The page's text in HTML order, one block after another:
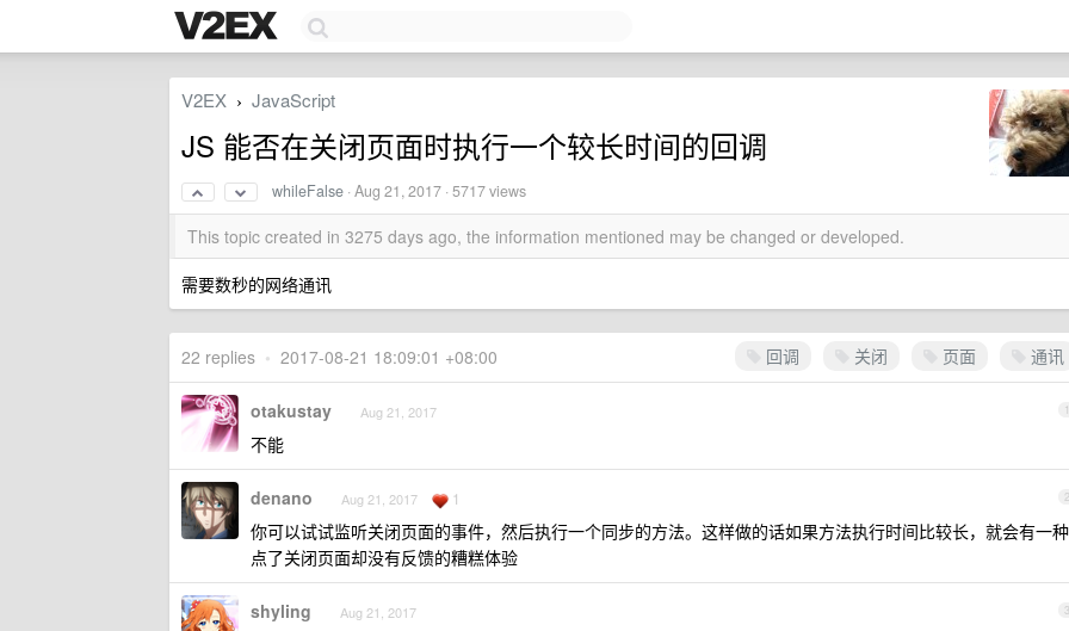
V2EX › JavaScript
JS 能否在关闭页面时执行一个较长时间的回调
whileFalse ·Aug 21, 2017 · 5717 views
This topic created in 3275 days ago, the information mentioned may be changed or developed.
需要数秒的网络通讯
回调 关闭 页面 通讯
22 replies • 2017-08-21 18:09:01 +08:00
1
otakustay Aug 21, 2017
不能
2
denano Aug 21, 2017 1
你可以试试监听关闭页面的事件，然后执行一个同步的方法。这样做的话如果方法执行时间比较长，就会有一种
点了关闭页面却没有反馈的糟糕体验
3
shyling Aug 21, 2017